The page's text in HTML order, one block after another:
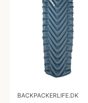
BACKPACKERLIFE.DK